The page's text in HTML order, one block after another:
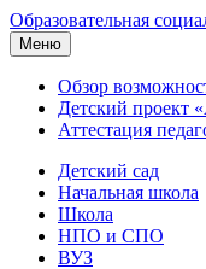
Образовательная
Меню
Обзор
Детский проект
Аттестация
Детский сад
Начальная школа
Школа
НПО и СПО
ВУЗ